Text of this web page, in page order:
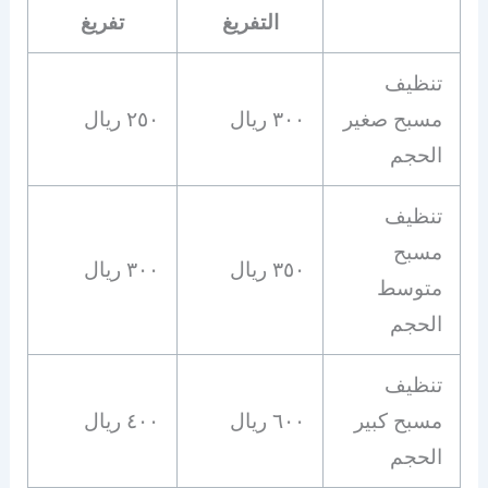
التفريغ
تفريغ
تنظيف
مسبح صغير
الحجم
٣٠٠ ريال ٢٥٠ ريال
تنظيف
مسبح
متوسط
الحجم
٣٥٠ ريال ٣٠٠ ريال
تنظيف
مسبح كبير
الحجم
٦٠٠ ريال ٤٠٠ ريال